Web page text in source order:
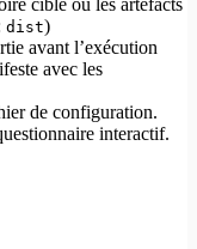
dist)
avant l’exécution
avec les
de configuration.
interactif.